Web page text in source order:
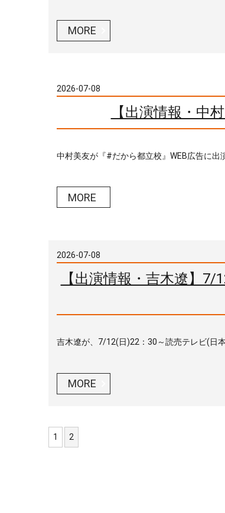
MORE
2026-07-08
【出演情報・中
中村美友が『#だから都立校』WEB広告に出
MORE
2026-07-08
【出演情報・吉木遼】
吉木遼が、7/12(日)22：30～読売テレビ(日
MORE
1 2